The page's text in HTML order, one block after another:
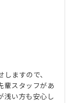
ますので、
輩スタッフがあ
浅い方も安心し